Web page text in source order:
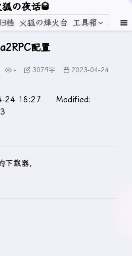
狐の夜话🥃
档 火狐の烽火台 工具箱 关于
配置
- 3079字 2023-04-24
24 18:27 Modified:
载器，